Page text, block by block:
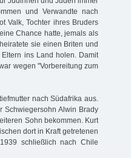
und Verwandte nach
Valk, Tochter ihres Bruders
Chance hatte, jemals als
sie einen Briten und
ins Land holen. Damit
wegen "Vorbereitung zum
nach Südafrika aus.
Schwiegersohn Alwin Brady
Sohn bekommen. Kurt
dort in Kraft getretenen
schließlich nach Chile